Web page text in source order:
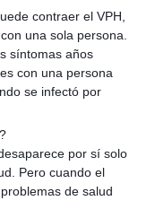
contraer el VPH,
una sola persona.
síntomas años
con una persona
se infectó por
por sí solo
Pero cuando el
de salud